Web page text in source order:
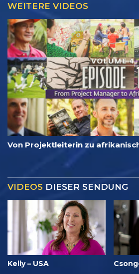
WEITERE VIDEOS
Von Projektleiterin zu
VIDEOS DIESER SENDUNG
Kelly – USA